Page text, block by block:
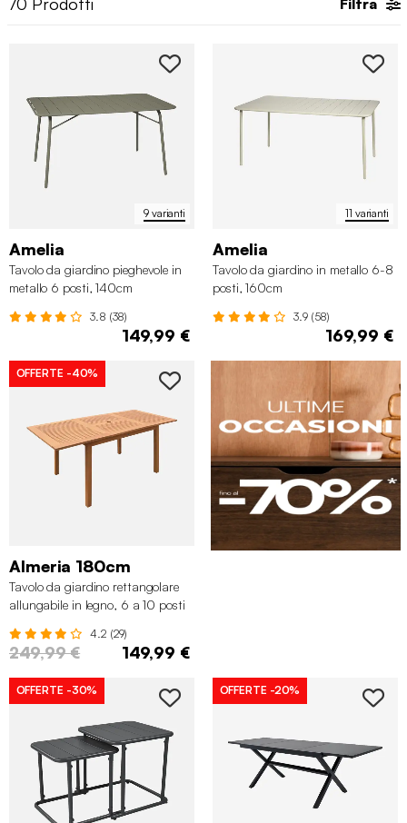
Filtra
9 varianti
Amelia
Tavolo da giardino pieghevole in
metallo 6 posti, 140cm
3.8 (38)
149,99 €
11 varianti
Amelia
Tavolo da giardino in metallo 6-8
posti, 160cm
3.9 (58)
169,99 €
OFFERTE -40%
Almeria 180cm
Tavolo da giardino rettangolare
allungabile in legno, 6 a 10 posti
4.2 (29)
249,99 € 149,99 €
OFFERTE -30% OFFERTE -20%